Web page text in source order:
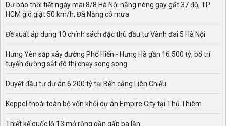
Dự báo thời tiết ngày mai 8/8 Hà Nội nắng nóng gay gắt 37 độ, TP
HCM gió giật 50 km/h, Đà Nẵng có mưa
Đề xuất áp dụng 10 chính sách đặc thù đầu tư Vành đai 5 Hà Nội
Hưng Yên sắp xây đường Phố Hiến - Hưng Hà gần 16.500 tỷ, bố trí
tuyến đường sắt đô thị chạy song song
Duyệt đầu tư dự án 6.200 tỷ tại Bến cảng Liên Chiểu
Keppel thoái toàn bộ vốn khỏi dự án Empire City tại Thủ Thiêm
Thiết kế quốc lộ 13 mở rộng gần gấp ba lần